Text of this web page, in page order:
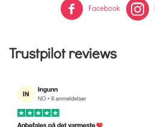
Facebook
Trustpilot reviews